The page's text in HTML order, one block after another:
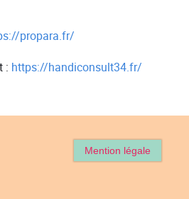
propara.fr/
: https://handiconsult34.fr/
Mention légale